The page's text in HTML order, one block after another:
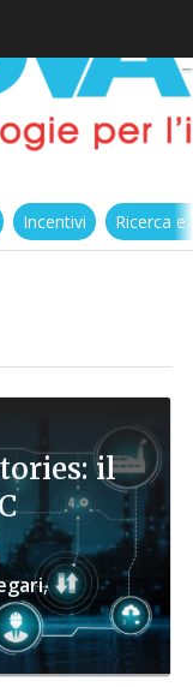
Incentivi Ricerca
il
,